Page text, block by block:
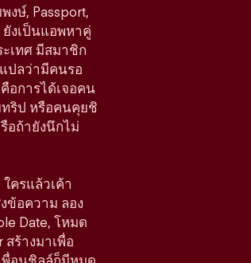
งษ์, Passport,
งเป็นแอพหาคู่
เทศ มีสมาชิก
ปลว่ามีคนรอ
อการได้เจอคน
ทริป หรือคนคุยชิ
อถ้ายังนึกไม่
ครแล้วเค้า
ข้อความ ลอง
Date, โหมด
สร้างมาเพื่อ